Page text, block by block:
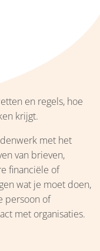
en regels, hoe
krijgt.
met het
van brieven,
financiële of
wat je moet doen,
persoon of
met organisaties.